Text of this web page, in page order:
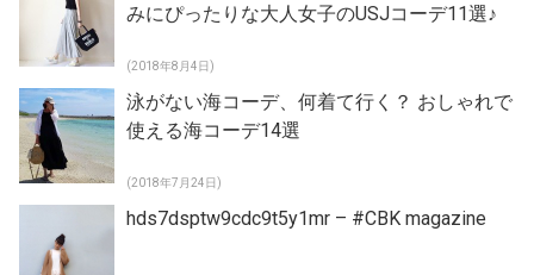
みにぴったりな大人女子のUSJコーデ11選♪
(2018年8月4日)
泳がない海コーデ、何着て行く？ おしゃれで
使える海コーデ14選
(2018年7月24日)
hds7dsptw9cdc9t5y1mr – #CBK magazine